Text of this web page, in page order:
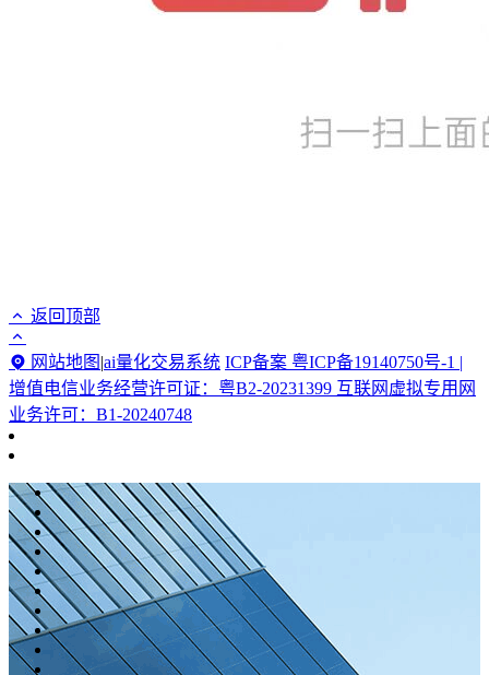
返回顶部
网站地图 |ai量化交易系统 ICP备案 粤ICP备19140750号-1 |
增值电信业务经营许可证：粤B2-20231399 互联网虚拟专用网
业务许可：B1-20240748